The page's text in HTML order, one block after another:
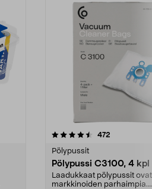
472
Pölypussit
Pölypussi C3100, 4 kpl
Laadukkaat pölypussit ovat
markkinoiden parhaimpia.
4.5viidestä